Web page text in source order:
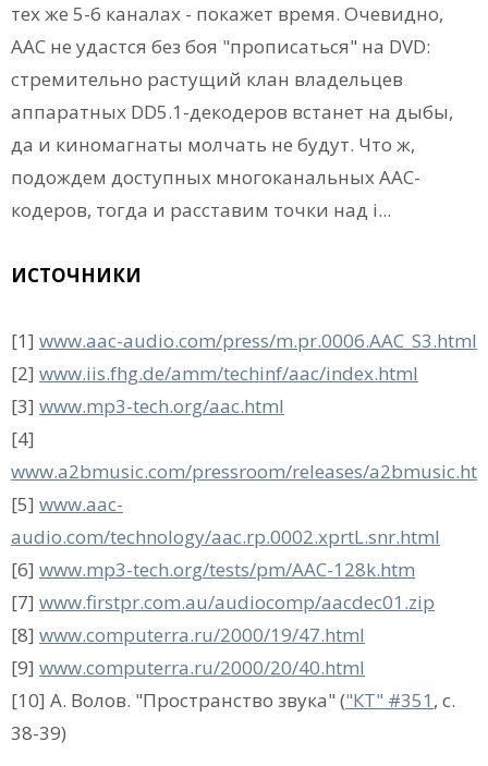
тех же 5-6 каналах - покажет время. Очевидно,
ААС не удастся без боя "прописаться" на DVD:
стремительно растущий клан владельцев
аппаратных DD5.1-декодеров встанет на дыбы,
да и киномагнаты молчать не будут. Что ж,
подождем доступных многоканальных ААС-
кодеров, тогда и расставим точки над i...
ИСТОЧНИКИ
[1] www.aac-audio.com/press/m.pr.0006.AAC_S3.html
[2] www.iis.fhg.de/amm/techinf/aac/index.html
[3] www.mp3-tech.org/aac.html
[4]
www.a2bmusic.com/pressroom/releases/
[5] www.aac-
audio.com/technology/aac.rp.0002.xprtL.snr.html
[6] www.mp3-tech.org/tests/pm/AAC-128k.htm
[7] www.firstpr.com.au/audiocomp/aacdec01.zip
[8] www.computerra.ru/2000/19/47.html
[9] www.computerra.ru/2000/20/40.html
[10] А. Волов. "Пространство звука" ("КТ" #351 , с.
38-39)